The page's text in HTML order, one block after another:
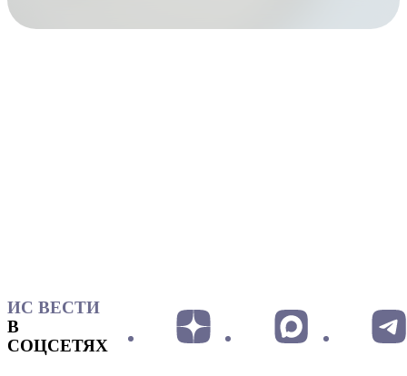
ИС ВЕСТИ
В
СОЦСЕТЯХ